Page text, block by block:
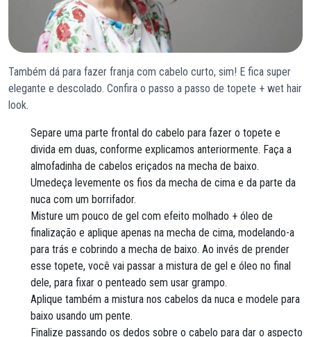
Também dá para fazer franja com cabelo curto, sim! E fica super
elegante e descolado. Confira o passo a passo de topete + wet hair
look.
Separe uma parte frontal do cabelo para fazer o topete e
divida em duas, conforme explicamos anteriormente. Faça a
almofadinha de cabelos eriçados na mecha de baixo.
Umedeça levemente os fios da mecha de cima e da parte da
nuca com um borrifador.
Misture um pouco de gel com efeito molhado + óleo de
finalização e aplique apenas na mecha de cima, modelando-a
para trás e cobrindo a mecha de baixo. Ao invés de prender
esse topete, você vai passar a mistura de gel e óleo no final
dele, para fixar o penteado sem usar grampo.
Aplique também a mistura nos cabelos da nuca e modele para
baixo usando um pente.
Finalize passando os dedos sobre o cabelo para dar o aspecto